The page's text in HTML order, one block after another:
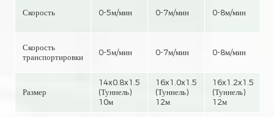
Скорость 0-5м/мин 0-7м/мин 0-8м/мин
Скорость
транспортировки
0-5м/мин 0-7м/мин 0-8м/мин
Размер
14x0.8x1.5
(Туннель)
10м
16x1.0x1.5
(Туннель)
12м
16x1.2x1.5
(Туннель)
12м